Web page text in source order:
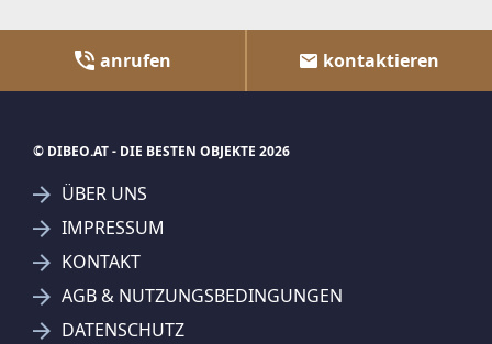
anrufen kontaktieren
© DIBEO.AT - DIE BESTEN OBJEKTE 2026
ÜBER UNS
IMPRESSUM
KONTAKT
AGB & NUTZUNGSBEDINGUNGEN
DATENSCHUTZ